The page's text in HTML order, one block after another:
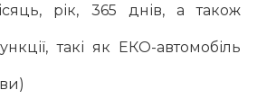
рік, 365 днів, а також
такі як ЕКО-автомобіль